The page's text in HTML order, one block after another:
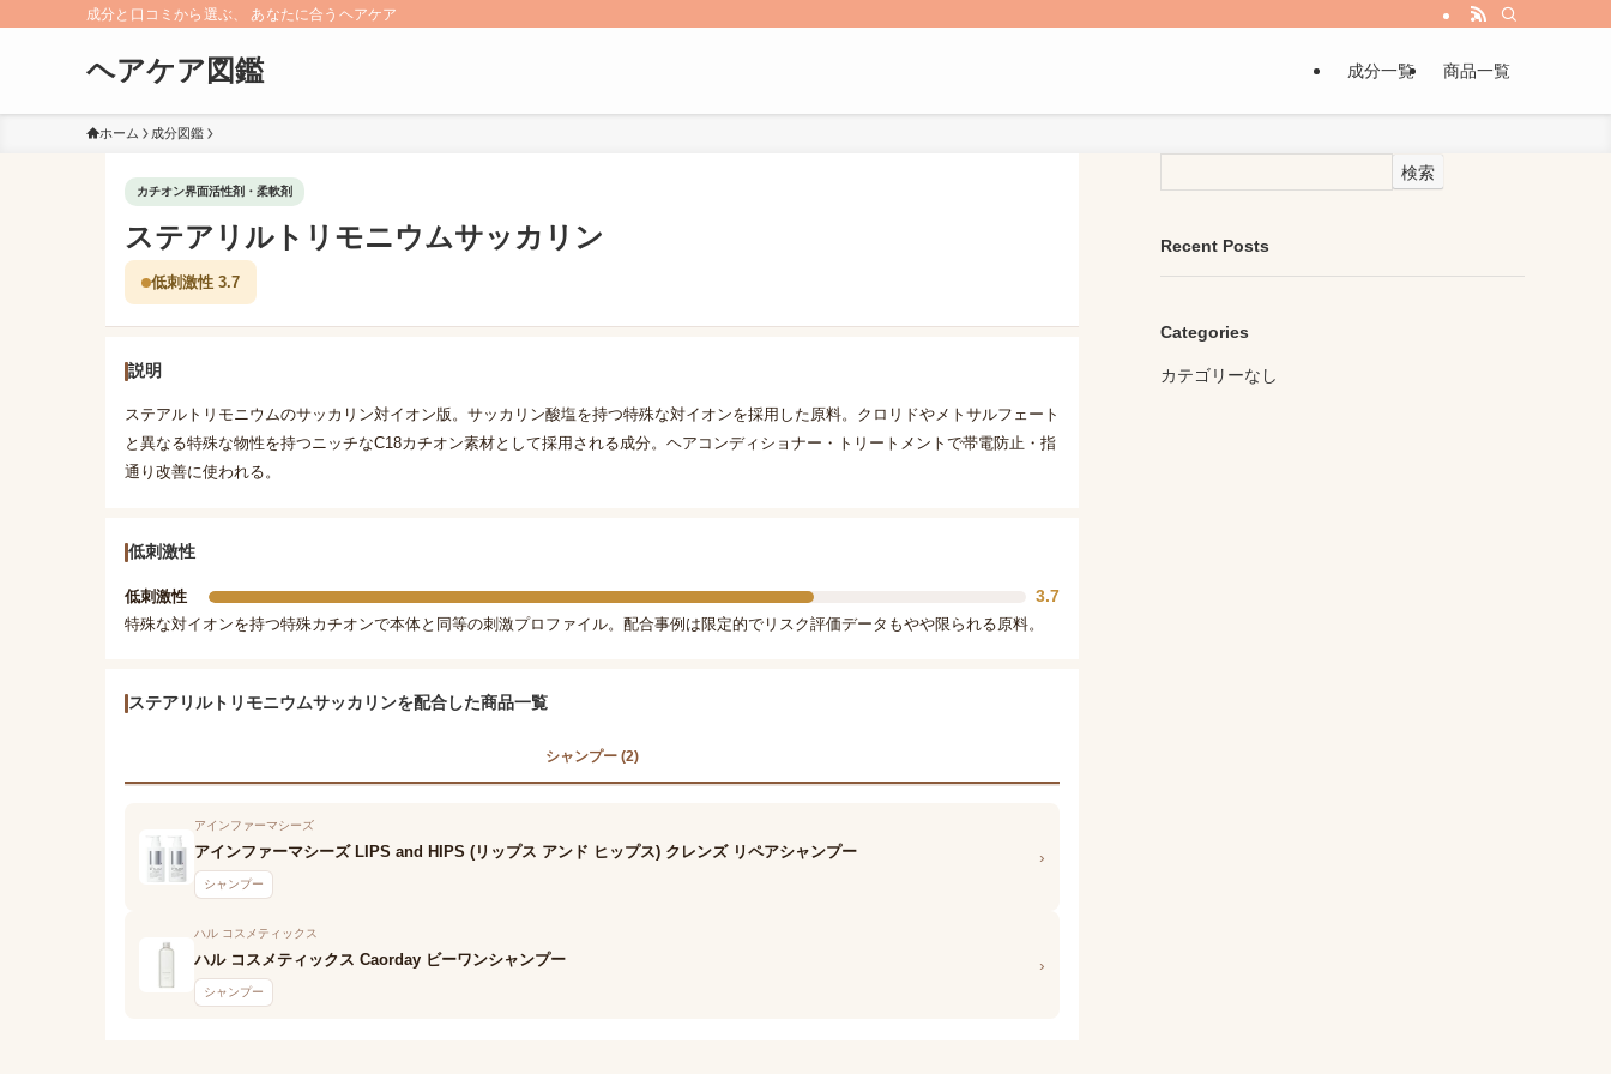
成分と口コミから選ぶ、 あなたに合うヘアケア
ヘアケア図鑑 成分一覧 商品一覧
ホーム 成分図鑑
カチオン界面活性剤・柔軟剤
ステアリルトリモニウムサッカリン
低刺激性 3.7
説明
ステアルトリモニウムのサッカリン対イオン版。サッカリン酸塩を持つ特殊な対イオンを採用した原料。クロリドやメトサルフェート
と異なる特殊な物性を持つニッチなC18カチオン素材として採用される成分。ヘアコンディショナー・トリートメントで帯電防止・指
通り改善に使われる。
低刺激性
低刺激性 3.7
特殊な対イオンを持つ特殊カチオンで本体と同等の刺激プロファイル。配合事例は限定的でリスク評価データもやや限られる原料。
ステアリルトリモニウムサッカリンを配合した商品一覧
シャンプー (2)
アインファーマシーズ
アインファーマシーズ LIPS and HIPS (リップス アンド ヒップス) クレンズ リペアシャンプー
シャンプー
›
ハル コスメティックス
ハル コスメティックス Caorday ビーワンシャンプー
シャンプー
›
検索
Recent Posts
Categories
カテゴリーなし